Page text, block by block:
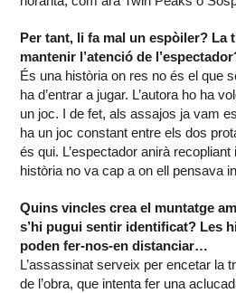
Per tant, li fa mal un espòiler? La
mantenir l’atenció de
És una història on res no és el que
ha d’entrar a jugar. L’autora ho ha
un joc. I de fet, als assajos ja vam
ha un joc constant entre els dos
és qui. L’espectador anirà
història no va cap a on ell pensava
Quins vincles crea el muntatge
s’hi pugui sentir identificat? Les
poden fer-nos-en distanciar…
L’assassinat serveix per encetar la
de l’obra, que intenta fer una